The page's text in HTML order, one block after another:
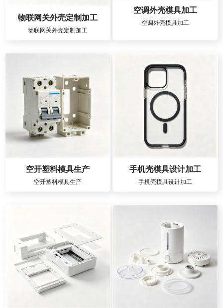
物联网关外壳定制加工
物联网关外壳定制加工
空调外壳模具加工
空调外壳模具加工
空开塑料模具生产
空开塑料模具生产
手机壳模具设计加工
手机壳模具设计加工